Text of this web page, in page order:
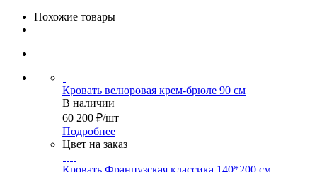
Похожие товары
Кровать велюровая крем-брюле 90 см
В наличии
60 200 ₽/шт
Подробнее
Цвет на заказ